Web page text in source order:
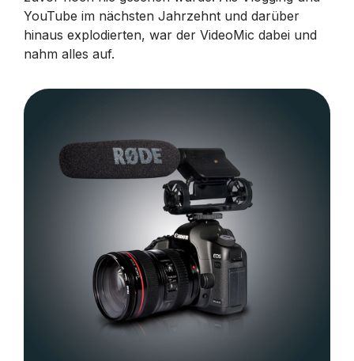
YouTube im nächsten Jahrzehnt und darüber
hinaus explodierten, war der VideoMic dabei und
nahm alles auf.